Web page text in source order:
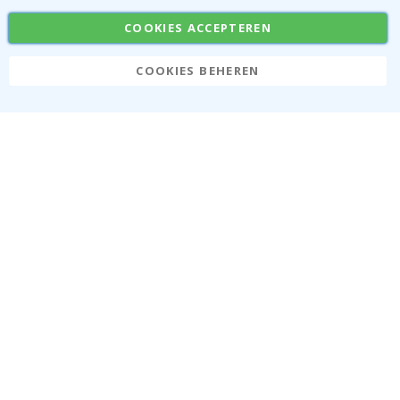
Stickers
Plakfolie
COOKIES ACCEPTEREN
COOKIES BEHEREN